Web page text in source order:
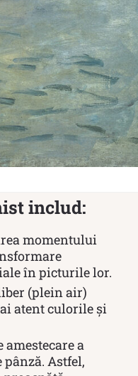
includ:
momentului
în picturile lor.
(plein air)
atent culorile și
a
Astfel,